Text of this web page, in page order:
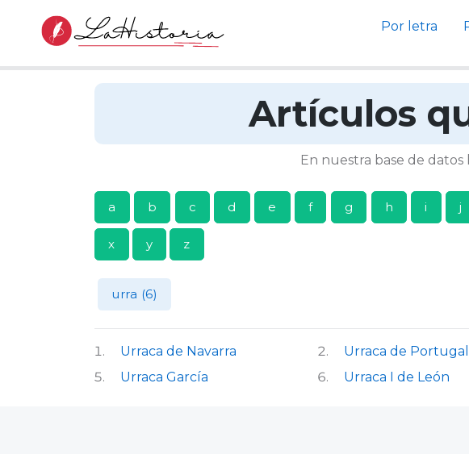
Por letra
Artículos
En nuestra base de
a b c d e f g h i j
x y z
urra (6)
Urraca de Navarra Urraca de Portugal
Urraca García
Urraca I de León